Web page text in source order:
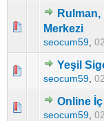
Rulman,
Merkezi
seocum59,
Yeşil
seocum59,
0
Online İç
seocum59,
0 Oy